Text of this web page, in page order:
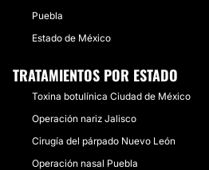
Puebla
Estado de México
TRATAMIENTOS POR ESTADO
Toxina botulínica Ciudad de México
Operación nariz Jalisco
Cirugía del párpado Nuevo León
Operación nasal Puebla